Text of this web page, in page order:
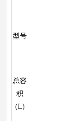
型号
总容
积
(L)